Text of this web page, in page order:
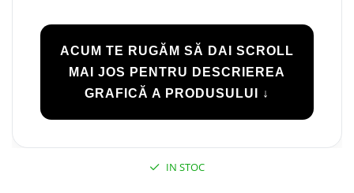
ACUM TE RUGĂM SĂ DAI SCROLL
MAI JOS PENTRU DESCRIEREA
GRAFICĂ A PRODUSULUI ↓
IN STOC